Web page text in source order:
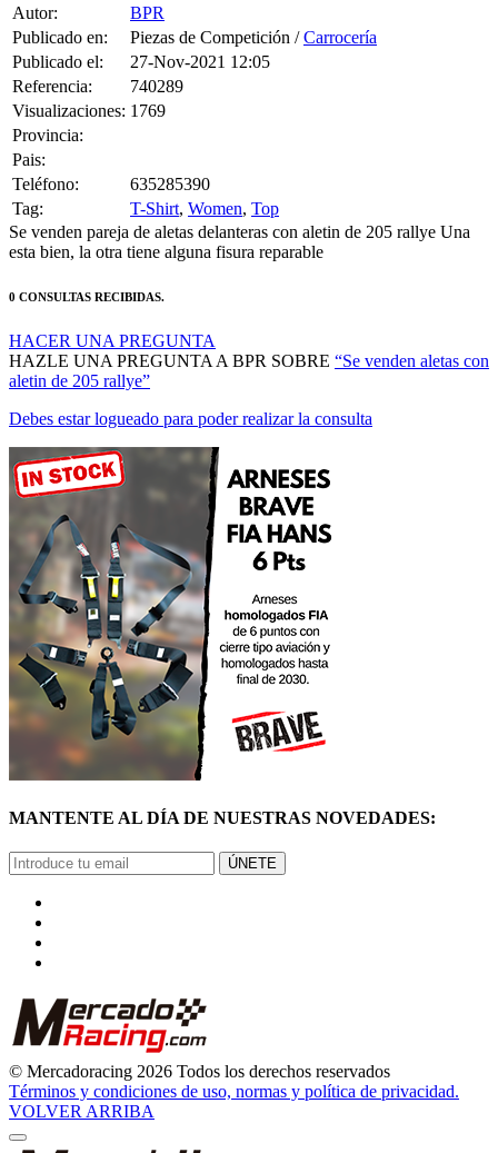
Autor:
BPR
Publicado en:
Piezas de Competición /Carrocería
Publicado el:
27-Nov-2021 12:05
Referencia:
740289
Visualizaciones: 1769
Provincia:
Pais:
Teléfono:
635285390
Tag:
T-Shirt, Women, Top
Se venden pareja de aletas delanteras con aletin de 205 rallye Una
esta bien, la otra tiene alguna fisura reparable
0 CONSULTAS RECIBIDAS.
HACER UNA PREGUNTA
HAZLE UNA PREGUNTA A BPR SOBRE “Se venden aletas con
aletin de 205 rallye”
Debes estar logueado para poder realizar la consulta
MANTENTE AL DÍA DE NUESTRAS NOVEDADES:
ÚNETE
© Mercadoracing 2026 Todos los derechos reservados
Términos y condiciones de uso, normas y política de privacidad.
VOLVER ARRIBA